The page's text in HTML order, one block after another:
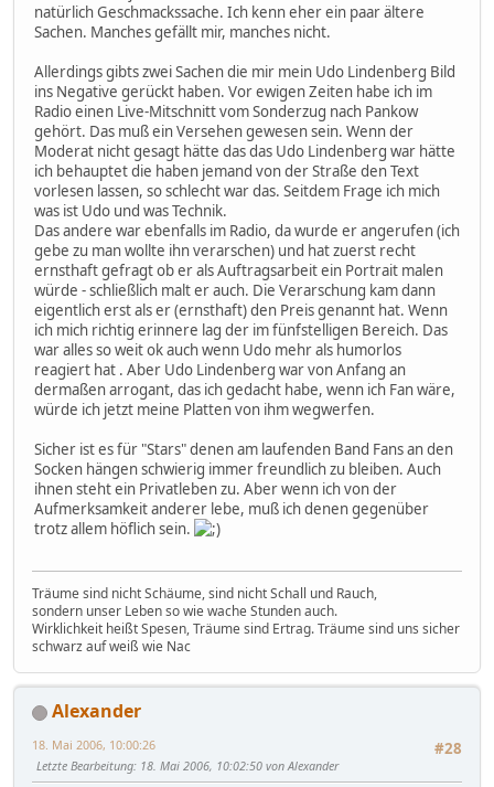
natürlich Geschmackssache. Ich kenn eher ein paar ältere
Sachen. Manches gefällt mir, manches nicht.
Allerdings gibts zwei Sachen die mir mein Udo Lindenberg Bild
ins Negative gerückt haben. Vor ewigen Zeiten habe ich im
Radio einen Live-Mitschnitt vom Sonderzug nach Pankow
gehört. Das muß ein Versehen gewesen sein. Wenn der
Moderat nicht gesagt hätte das das Udo Lindenberg war hätte
ich behauptet die haben jemand von der Straße den Text
vorlesen lassen, so schlecht war das. Seitdem Frage ich mich
was ist Udo und was Technik.
Das andere war ebenfalls im Radio, da wurde er angerufen (ich
gebe zu man wollte ihn verarschen) und hat zuerst recht
ernsthaft gefragt ob er als Auftragsarbeit ein Portrait malen
würde - schließlich malt er auch. Die Verarschung kam dann
eigentlich erst als er (ernsthaft) den Preis genannt hat. Wenn
ich mich richtig erinnere lag der im fünfstelligen Bereich. Das
war alles so weit ok auch wenn Udo mehr als humorlos
reagiert hat . Aber Udo Lindenberg war von Anfang an
dermaßen arrogant, das ich gedacht habe, wenn ich Fan wäre,
würde ich jetzt meine Platten von ihm wegwerfen.
Sicher ist es für "Stars" denen am laufenden Band Fans an den
Socken hängen schwierig immer freundlich zu bleiben. Auch
ihnen steht ein Privatleben zu. Aber wenn ich von der
Aufmerksamkeit anderer lebe, muß ich denen gegenüber
trotz allem höflich sein.
Träume sind nicht Schäume, sind nicht Schall und Rauch,
sondern unser Leben so wie wache Stunden auch.
Wirklichkeit heißt Spesen, Träume sind Ertrag. Träume sind uns sicher
schwarz auf weiß wie Nac
Alexander
#28
18. Mai 2006, 10:00:26
Letzte Bearbeitung: 18. Mai 2006, 10:02:50 von Alexander